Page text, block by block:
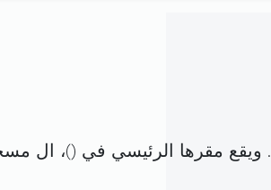
. ويقع مقرها الرئيسي في ()، ال